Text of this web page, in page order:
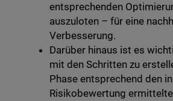
entsprechenden
auszuloten – für eine
Verbesserung.
Darüber hinaus ist es
mit den Schritten zu
Phase entsprechend den
Risikobewertung